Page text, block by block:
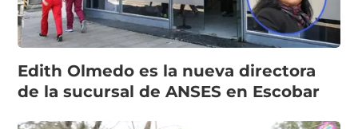
Edith Olmedo es la nueva directora
de la sucursal de ANSES en Escobar